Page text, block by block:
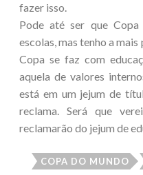
fazer isso.
Pode até ser que
escolas, mas tenho a
Copa se faz com
aquela de valores
está em um jejum de
reclama. Será que
reclamarão do jejum de
COPA DO MUNDO